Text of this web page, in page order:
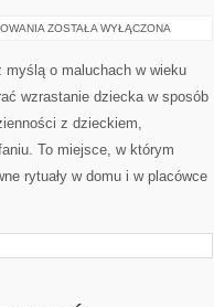
SEN
ZOSTAŁA WYŁĄCZONA
myślą o maluchach w wieku
wzrastanie dziecka w sposób
z dzieckiem,
To miejsce, w którym
rytuały w domu i w placówce